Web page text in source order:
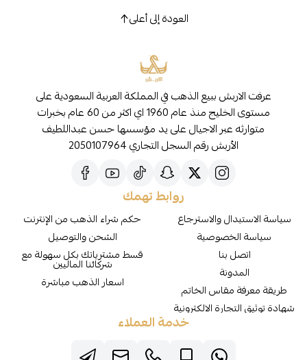
العودة إلى أعلى
عرفت الاربش ببيع الذهب في المملكة العربية السعودية على
مستوى الخليج منذ عام 1960 اي اكثر من 60 عام بخبرات
متوارثه عبر الاجيال على يد مؤسسها حسن عبداللطيف
الأربش رقم السجل التجاري 2050107964
روابط تهمك
سياسة الاستبدال والاسترجاع
سياسة الخصوصية
اتصل بنا
المدونة
طريقة معرفة مقاس الخاتم
شهادة توثيق التجارة الالكترونية
حكم شراء الذهب من الإنترنت
الشحن والتوصيل
قسط مشترياتك بكل سهولة مع
شركائنا الماليين
اسعار الذهب مباشرة
خدمة العملاء